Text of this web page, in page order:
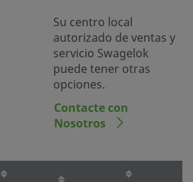
Su centro local
autorizado de ventas y
servicio Swagelok
puede tener otras
opciones.
Contacte con
Nosotros